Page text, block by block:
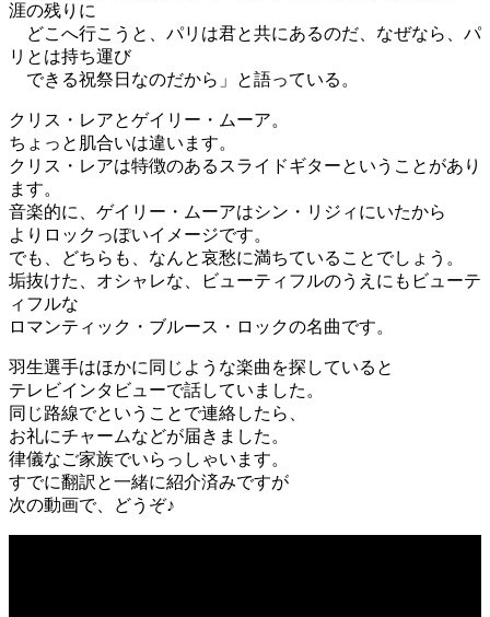
涯の残りに
どこへ行こうと、パリは君と共にあるのだ、なぜなら、パ
リとは持ち運び
できる祝祭日なのだから」と語っている。
クリス・レアとゲイリー・ムーア。
ちょっと肌合いは違います。
クリス・レアは特徴のあるスライドギターということがあり
ます。
音楽的に、ゲイリー・ムーアはシン・リジィにいたから
よりロックっぽいイメージです。
でも、どちらも、なんと哀愁に満ちていることでしょう。
垢抜けた、オシャレな、ビューティフルのうえにもビューテ
ィフルな
ロマンティック・ブルース・ロックの名曲です。
羽生選手はほかに同じような楽曲を探していると
テレビインタビューで話していました。
同じ路線でということで連絡したら、
お礼にチャームなどが届きました。
律儀なご家族でいらっしゃいます。
すでに翻訳と一緒に紹介済みですが
次の動画で、どうぞ♪